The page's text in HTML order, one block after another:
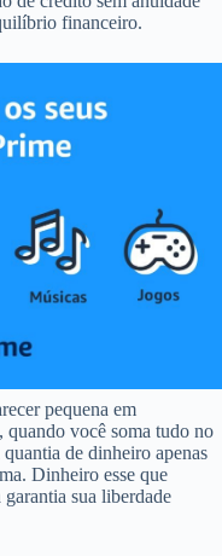
financeiro.
pequena em
quando você soma tudo no
de dinheiro apenas
Dinheiro esse que
sua liberdade